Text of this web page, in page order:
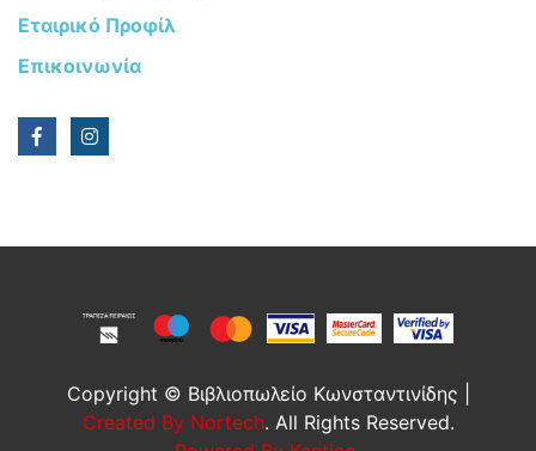
Εταιρικό Προφίλ
Επικοινωνία
Copyright © Βιβλιοπωλείο Κωνσταντινίδης |
Created By Nortech. All Rights Reserved.